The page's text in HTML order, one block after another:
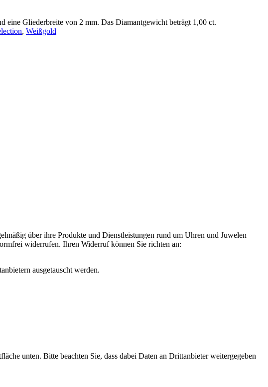
eine Gliederbreite von 2 mm. Das Diamantgewicht beträgt 1,00 ct.
, Weißgold
über ihre Produkte und Dienstleistungen rund um Uhren und Juwelen
widerrufen. Ihren Widerruf können Sie richten an:
ausgetauscht werden.
unten. Bitte beachten Sie, dass dabei Daten an Drittanbieter weitergegeben